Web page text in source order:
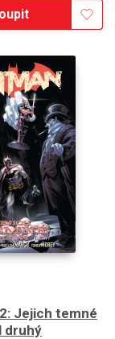
Jejich temné
druhý